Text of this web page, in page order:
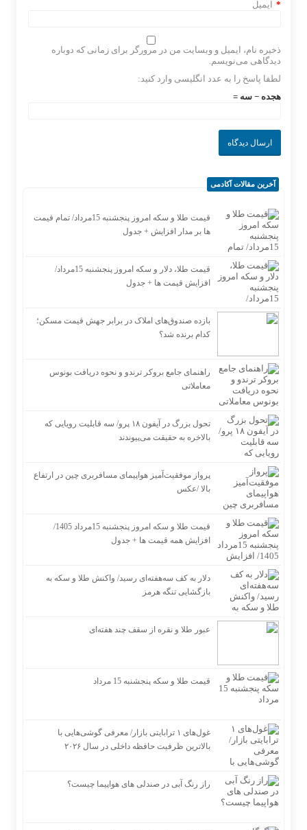
ایمیل *
ذخیره نام، ایمیل و وبسایت من در مرورگر برای زمانی که دوباره
دیدگاهی می‌نویسم.
لطفا پاسخ را به عدد انگلیسی وارد کنید:
هجده − سه =
آخرین مقالات آکادمی
قیمت طلا و سکه امروز پنجشنبه 15مرداد/ تمام قیمت
ها بر مدار افزایش + جدول
قیمت طلا، دلار و سکه امروز پنجشنبه 15مرداد/
افزایش قیمت ها + جدول
بازده صندوق‌های املاک در برابر جهش قیمت مسکن؛
کدام برنده شد؟
راهنمای جامع بروکر ترندو و نحوه دریافت بونوس
معاملاتی
تحول بزرگ در آیفون ۱۸ پرو/ سه قابلیت رویایی که
بالاخره به حقیقت می‌پیوندند
پرواز موفقیت‌آمیز هواپیمای مسافربری چین در ارتفاع
بالا /عکس
قیمت طلا و سکه امروز پنجشنبه 15مرداد 1405/
افزایش همه قیمت ها + جدول
دلار به کف سه‌هفته‌ای رسید/ واکنش طلا و سکه به
بازگشایی تنگه هرمز
عبور طلا و نقره از سقف چند هفته‌ای
قیمت طلا و سکه پنجشنبه 15 مرداد
غول‌های ۱ ترابایتی بازار/ معرفی گوشی‌هایی با
بالاترین ظرفیت حافظه داخلی در سال ۲۰۲۶
راز رنگ آبی در صندلی های هواپیما چیست؟